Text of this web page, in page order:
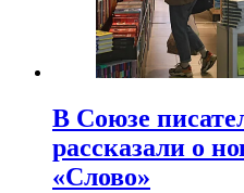
В Союзе
рассказали о
«Слово»